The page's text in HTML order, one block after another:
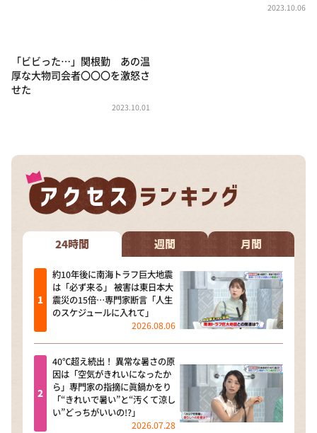
朝だ！生です旅サラダ
教えて！ニュースライブ 正義のミカタ
ＬＩＦＥ～夢のカタチ～
ポツンと一軒家
ザキ山小屋本館
ぺこぱのまるスポ
2023.10.06
「ビビった…」関根勤 あの温
厚な大物司会者〇〇〇を激怒さ
せた
2023.10.01
24時間 週間 月間
約10年後に南海トラフ巨大地震
は「必ず来る」 被害は東日本大
震災の15倍…専門家断言「人生
のスケジュールに入れて」
2026.08.06
40℃超え続出！ 異常な暑さの原
因は「空気がきれいになったか
ら」専門家の指摘に眞鍋かをり
「“きれいで暑い”と“汚くて涼し
い”どっちがいいの!?」
2026.07.28